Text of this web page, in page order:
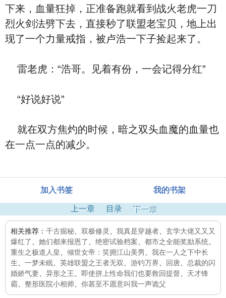
下来，血量狂掉，正准备跑就看到战火老虎一刀
烈火剑法劈下去，直接秒了联盟老宝贝，地上出
现了一个力量戒指，被卢浩一下子捡起来了。
雷老虎：“浩哥。见着有份，一会记得分红”
“好说好说”
就在双方焦灼的时候，暗之双头血魔的血量也
在一点一点的减少。
加入书签 我的书架
上一章 目录 下一章
相关推荐： 千古掘秘 双极修灵 我真是穿越者
玄学大佬又又又
爆红了
她们都来报恩了 绝密试验档案 都市之全能奖励系统
重生之极道人皇
倾世女帝：笑拥江山美男
我在一人之下中长
生
一梦未眠 英雄联盟之王者无双 游钓万界 回唐
总裁的闪
婚娇气妻
异形之王 即使拼上性命我们也要救回提督
天才锋
霸
整形医院小相师 你甚至不愿意叫我一声诡父